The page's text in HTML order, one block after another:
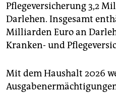
Pflegeversicherung 3,2
Darlehen. Insgesamt
Milliarden Euro an
Kranken- und
Mit dem Haushalt 2026